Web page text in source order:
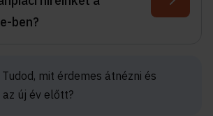
ben?
Tudod, mit érdemes átnézni és
új év előtt?